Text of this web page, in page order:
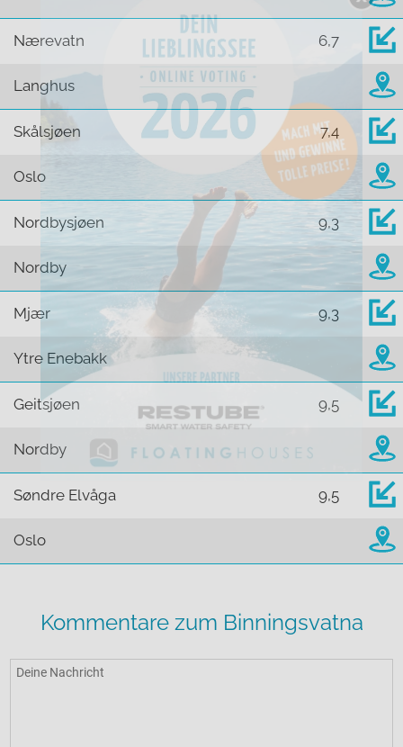
Nærevatn 6,7
Langhus
Skålsjøen 7,4
Oslo
Nordbysjøen 9,3
Nordby
Mjær 9,3
Ytre Enebakk
Geitsjøen 9,5
Nordby
Søndre Elvåga 9,5
Oslo
Kommentare zum Binningsvatna